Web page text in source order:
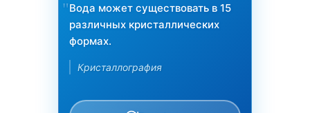
Вода может существовать в 15
различных кристаллических
формах.
Кристаллография